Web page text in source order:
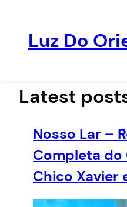
conteúdo
Luz Do
Latest
Nosso Lar –
Completa do
Chico Xavier